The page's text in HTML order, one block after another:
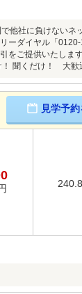
社に負けないネ
ーダイヤル「
をご提供いたしま
！ 聞くだけ！ 大
見学予